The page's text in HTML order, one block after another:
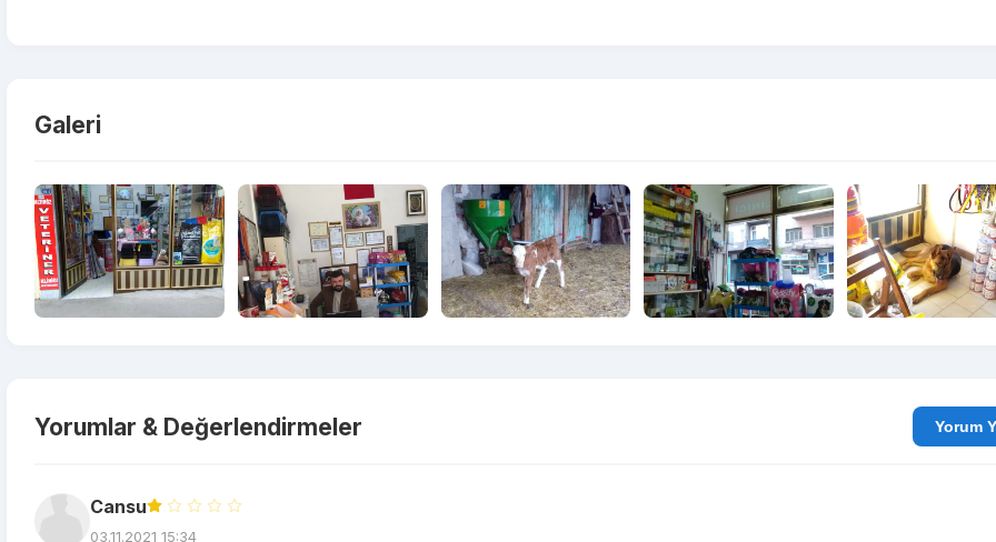
Galeri
Yorumlar & Değerlendirmeler
Cansu
03.11.2021 15:34